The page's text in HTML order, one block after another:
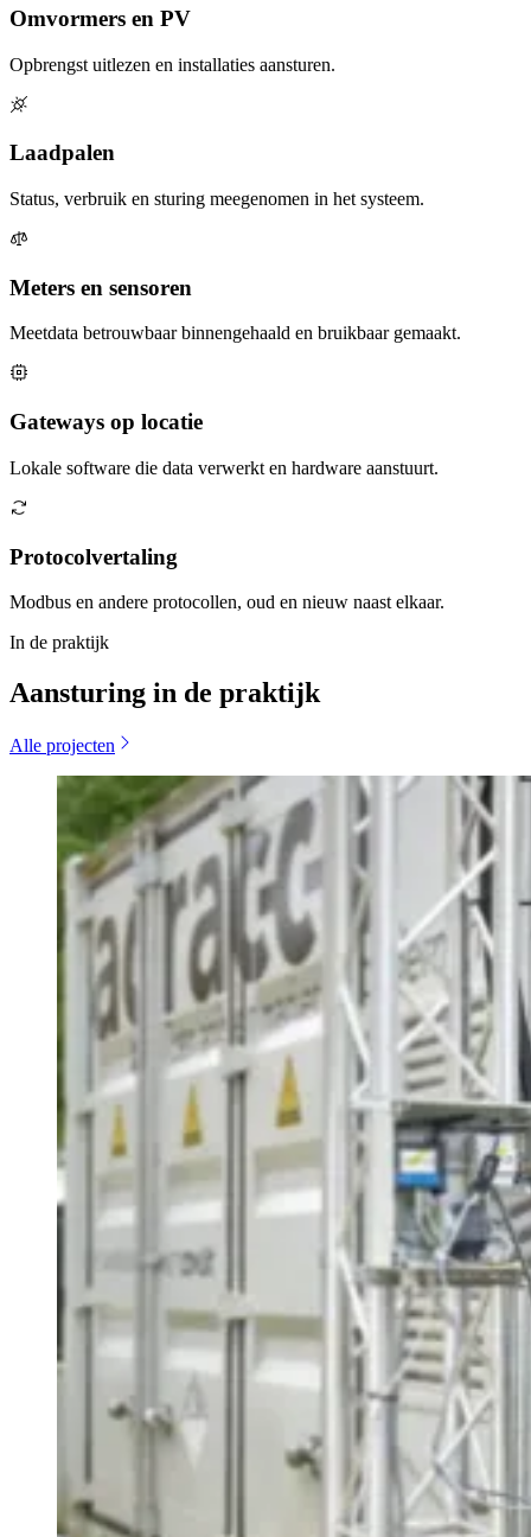
Omvormers en PV
Opbrengst uitlezen en installaties aansturen.
Laadpalen
Status, verbruik en sturing meegenomen in het systeem.
Meters en sensoren
Meetdata betrouwbaar binnengehaald en bruikbaar gemaakt.
Gateways op locatie
Lokale software die data verwerkt en hardware aanstuurt.
Protocolvertaling
Modbus en andere protocollen, oud en nieuw naast elkaar.
In de praktijk
Aansturing in de praktijk
Alle projecten